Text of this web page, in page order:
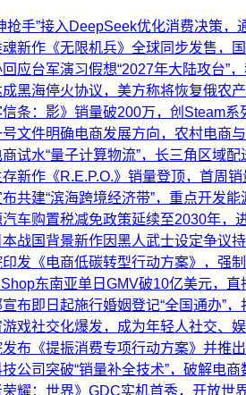
抢手”接入DeepSeek优化消费决策
魂新作《无限机兵》全球同步发售，
应台军演习假想“2027年大陆攻台”，
黑海停火协议，美方称将恢复俄农
信条：影》销量破200万，创Steam系
号文件明确电商发展方向，农村电商
试水“量子计算物流”，长三角区域
新作《R.E.P.O.》销量登顶，首周
共建“滨海跨境经济带”，重点开发
车购置税减免政策延续至2030年，
本战国背景新作因黑人武士设定争议
印发《电商低碳转型行动方案》，强
东南亚单日GMV破10亿美元，
宣布即日起施行婚姻登记“全国通办”
戏社交化爆发，成为年轻人社交、
发布《提振消费专项行动方案》并推
公司突破“销量补全技术”，破解电
荣耀：世界》GDC实机首秀，开放